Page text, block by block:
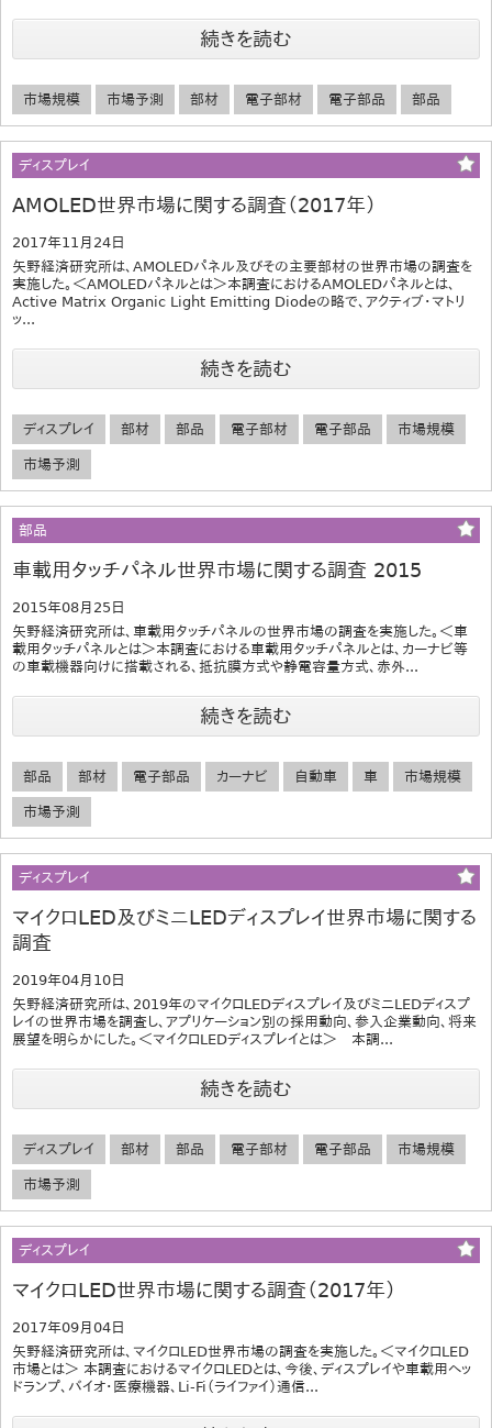
続きを読む
市場規模 市場予測 部材 電子部材 電子部品 部品
ディスプレイ
AMOLED世界市場に関する調査（2017年）
2017年11月24日
矢野経済研究所は、AMOLEDパネル及びその主要部材の世界市場の調査を
実施した。＜AMOLEDパネルとは＞本調査におけるAMOLEDパネルとは、
Active Matrix Organic Light Emitting Diodeの略で、アクティブ・マトリ
ッ...
続きを読む
ディスプレイ 部材 部品 電子部材 電子部品 市場規模
市場予測
部品
車載用タッチパネル世界市場に関する調査 2015
2015年08月25日
矢野経済研究所は、車載用タッチパネルの世界市場の調査を実施した。＜車
載用タッチパネルとは＞本調査における車載用タッチパネルとは、カーナビ等
の車載機器向けに搭載される、抵抗膜方式や静電容量方式、赤外...
続きを読む
部品 部材 電子部品 カーナビ 自動車 車 市場規模
市場予測
ディスプレイ
マイクロLED及びミニLEDディスプレイ世界市場に関する
調査
2019年04月10日
矢野経済研究所は、2019年のマイクロLEDディスプレイ及びミニLEDディスプ
レイの世界市場を調査し、アプリケーション別の採用動向、参入企業動向、将来
展望を明らかにした。＜マイクロLEDディスプレイとは＞ 本調...
続きを読む
ディスプレイ 部材 部品 電子部材 電子部品 市場規模
市場予測
ディスプレイ
マイクロLED世界市場に関する調査（2017年）
2017年09月04日
矢野経済研究所は、マイクロLED世界市場の調査を実施した。＜マイクロLED
市場とは＞ 本調査におけるマイクロLEDとは、今後、ディスプレイや車載用ヘッ
ドランプ、バイオ・医療機器、Li-Fi（ライファイ）通信...